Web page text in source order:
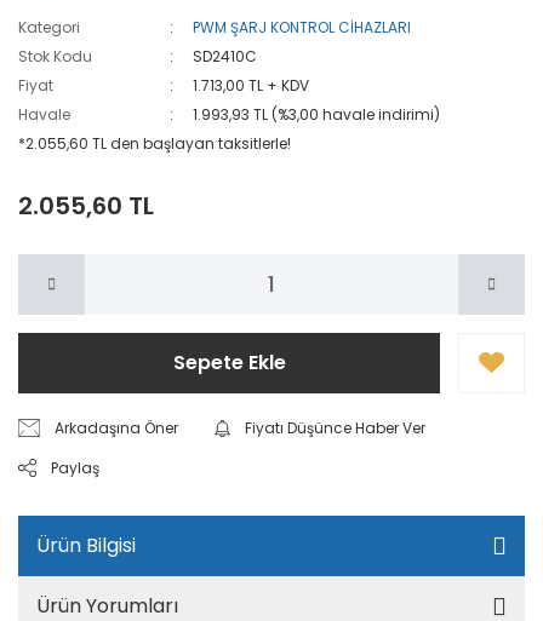
Kategori
PWM ŞARJ KONTROL CİHAZLARI
Stok Kodu
SD2410C
Fiyat
1.713,00 TL + KDV
Havale
1.993,93 TL (%3,00 havale indirimi)
*2.055,60 TL den başlayan taksitlerle!
2.055,60 TL
Sepete Ekle
Arkadaşına Öner
Fiyatı Düşünce Haber Ver
Paylaş
Ürün Bilgisi
Ürün Yorumları